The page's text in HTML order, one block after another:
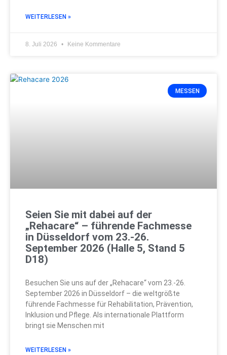
WEITERLESEN »
8. Juli 2026 Keine Kommentare
MESSEN
Seien Sie mit dabei auf der
„Rehacare“ – führende Fachmesse
in Düsseldorf vom 23.-26.
September 2026 (Halle 5, Stand 5
D18)
Besuchen Sie uns auf der „Rehacare“ vom 23.-26.
September 2026 in Düsseldorf – die weltgrößte
führende Fachmesse für Rehabilitation, Prävention,
Inklusion und Pflege. Als internationale Plattform
bringt sie Menschen mit
WEITERLESEN »